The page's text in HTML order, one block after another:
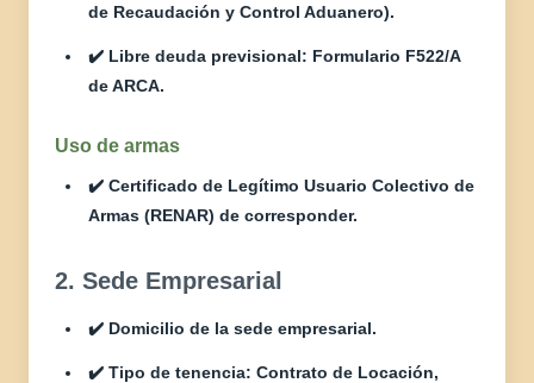
de Recaudación y Control Aduanero).
✔️ Libre deuda previsional: Formulario F522/A
de ARCA.
Uso de armas
✔️ Certificado de Legítimo Usuario Colectivo de
Armas (RENAR) de corresponder.
2. Sede Empresarial
✔️ Domicilio de la sede empresarial.
✔️ Tipo de tenencia: Contrato de Locación,